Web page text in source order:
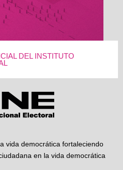
DEL INSTITUTO
vida democrática fortaleciendo
en la vida democrática